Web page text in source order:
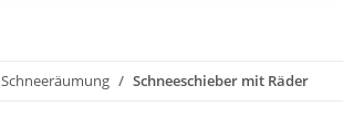
Schneeräumung Schneeschieber mit Räder